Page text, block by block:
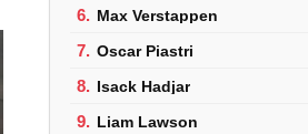
6. Max Verstappen
7. Oscar Piastri
8. Isack Hadjar
9. Liam Lawson